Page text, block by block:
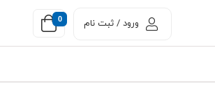
0 ورود / ثبت نام